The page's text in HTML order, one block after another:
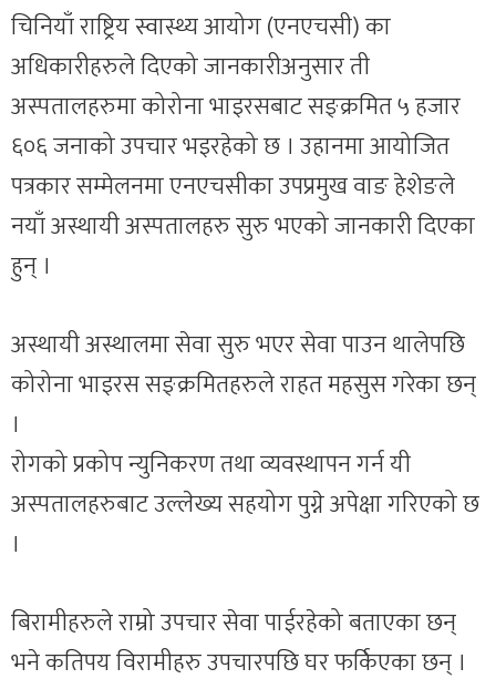
चिनियाँ राष्ट्रिय स्वास्थ्य आयोग (एनएचसी) का
अधिकारीहरुले दिएको जानकारीअनुसार ती
अस्पतालहरुमा कोरोना भाइरसबाट सङ्क्रमित ५ हजार
६०६ जनाको उपचार भइरहेको छ । उहानमा आयोजित
पत्रकार सम्मेलनमा एनएचसीका उपप्रमुख वाङ हेशेङले
नयाँ अस्थायी अस्पतालहरु सुरु भएको जानकारी दिएका
हुन् ।
अस्थायी अस्थालमा सेवा सुरु भएर सेवा पाउन थालेपछि
कोरोना भाइरस सङ्क्रमितहरुले राहत महसुस गरेका छन्
।
रोगको प्रकोप न्युनिकरण तथा व्यवस्थापन गर्न यी
अस्पतालहरुबाट उल्लेख्य सहयोग पुग्ने अपेक्षा गरिएको छ
।
बिरामीहरुले राम्रो उपचार सेवा पाईरहेको बताएका छन्
भने कतिपय विरामीहरु उपचारपछि घर फर्किएका छन् ।